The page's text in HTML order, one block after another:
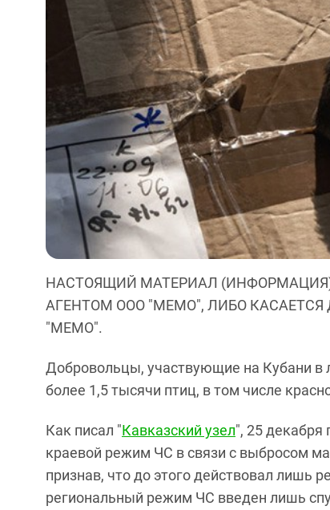
НАСТОЯЩИЙ МАТЕРИАЛ
АГЕНТОМ ООО "МЕМО", ЛИБО
"МЕМО".
Добровольцы, участвующие на Кубани в
более 1,5 тысячи птиц, в том числе
Как писал "Кавказский узел", 25 декабря
краевой режим ЧС в связи с выбросом
признав, что до этого действовал лишь
региональный режим ЧС введен лишь